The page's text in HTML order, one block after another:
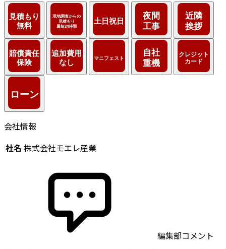
会社情報
社名 株式会社モエレ産業
編集部コメント